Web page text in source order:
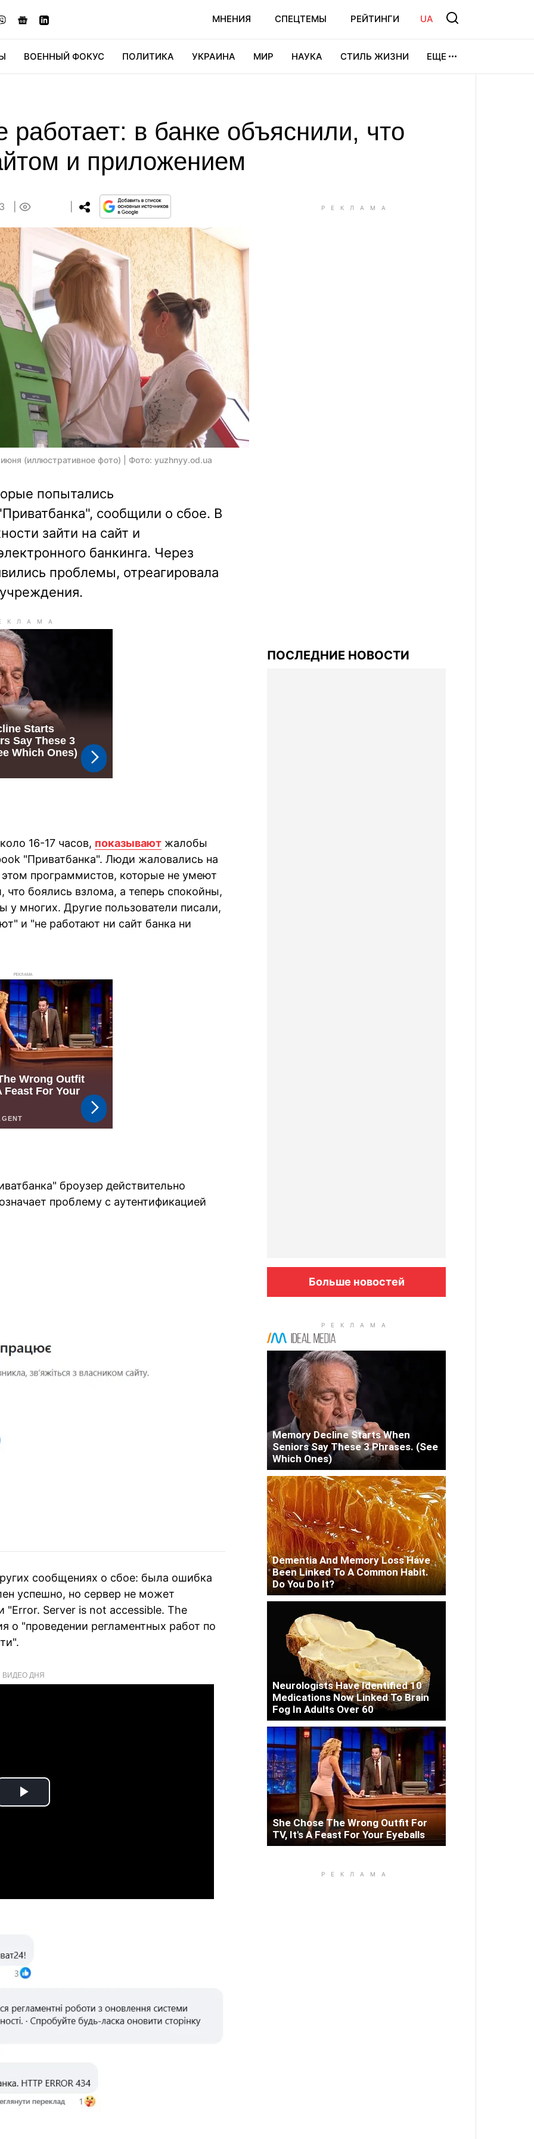
МНЕНИЯ СПЕЦТЕМЫ РЕЙТИНГИ UA
ВОЕННЫЙ ФОКУС ПОЛИТИКА УКРАИНА МИР НАУКА СТИЛЬ ЖИЗНИ ЕЩЕ
работает: в банке объяснили, что
и приложением
(иллюстративное фото) | Фото: yuzhnyy.od.ua
попытались
сообщили о сбое. В
зайти на сайт и
банкинга. Через
проблемы, отреагировала
16-17 часов, показывают жалобы
"Приватбанка". Люди жаловались на
программистов, которые не умеют
боялись взлома, а теперь спокойны,
у многих. Другие пользователи писали,
и "не работают ни сайт банка ни
РЕКЛАМА
броузер действительно
проблему с аутентификацией
сообщениях о сбое: была ошибка
успешно, но сервер не может
"Error. Server is not accessible. The
о "проведении регламентных работ по
ВИДЕО ДНЯ
Play
ПОСЛЕДНИЕ НОВОСТИ
Больше новостей